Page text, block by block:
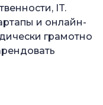
IT.
и онлайн-
грамотно